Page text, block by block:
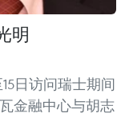
明
日访问瑞士期间
金融中心与胡志